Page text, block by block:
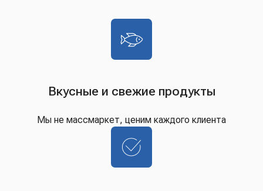
Вкусные и свежие продукты
Мы не массмаркет, ценим каждого клиента